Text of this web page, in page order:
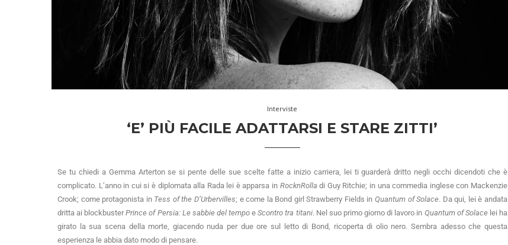
Interviste
‘E’ PIÙ FACILE ADATTARSI E STARE ZITTI’
Se tu chiedi a Gemma Arterton se si pente delle sue scelte fatte a inizio carriera, lei ti guarderà dritto negli occhi dicendoti che è
complicato. L’anno in cui si è diplomata alla Rada lei è apparsa in RocknRolla di Guy Ritchie; in una commedia inglese con Mackenzie
Crook; come protagonista in Tess of the D’Urbervilles; e come la Bond girl Strawberry Fields inQuantum of Solace. Da qui, lei è andata
dritta ai blockbusterPrince of Persia: Le sabbie del tempo eScontro tra titani. Nel suo primo giorno di lavoro in Quantum of Solace lei ha
girato la sua scena della morte, giacendo nuda per due ore sul letto di Bond, ricoperta di olio nero. Sembra adesso che questa
esperienza le abbia dato modo di pensare.